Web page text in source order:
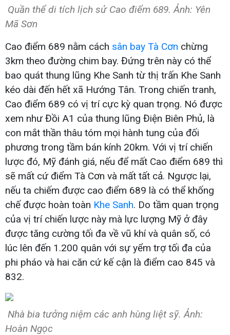
Quần thể di tích lịch sử Cao điểm 689. Ảnh: Yên
Mã Sơn
Cao điểm 689 nằm cách sân bay Tà Cơn chừng
3km theo đường chim bay. Đứng trên này có thể
bao quát thung lũng Khe Sanh từ thị trấn Khe Sanh
kéo dài đến hết xã Hướng Tân. Trong chiến tranh,
Cao điểm 689 có vị trí cực kỳ quan trọng. Nó được
xem như Đồi A1 của thung lũng Điện Biên Phủ, là
con mắt thần thâu tóm mọi hành tung của đối
phương trong tầm bán kính 20km. Với vị trí chiến
lược đó, Mỹ đánh giá, nếu để mất Cao điểm 689 thì
sẽ mất cứ điểm Tà Cơn và mất tất cả. Ngược lại,
nếu ta chiếm được cao điểm 689 là có thể khống
chế được hoàn toàn Khe Sanh. Do tầm quan trọng
của vị trí chiến lược này mà lực lượng Mỹ ở đây
được tăng cường tối đa về vũ khí và quân số, có
lúc lên đến 1.200 quân với sự yểm trợ tối đa của
phi pháo và hai căn cứ kế cận là điểm cao 845 và
832.
Nhà bia tưởng niệm các anh hùng liệt sỹ. Ảnh:
Hoàn Ngọc